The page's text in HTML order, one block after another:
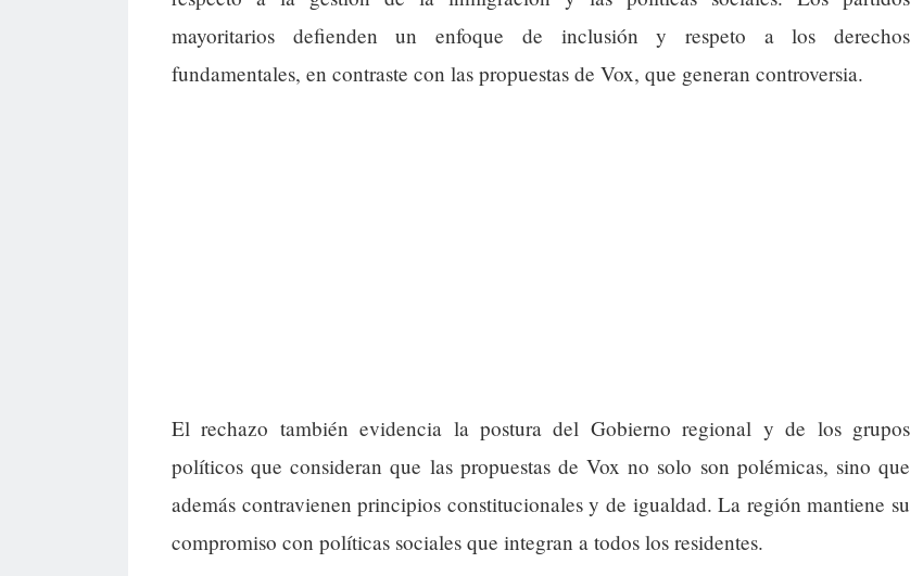
mayoritarios defienden un enfoque de inclusión y respeto a los derechos
fundamentales, en contraste con las propuestas de Vox, que generan controversia.
El rechazo también evidencia la postura del Gobierno regional y de los grupos
políticos que consideran que las propuestas de Vox no solo son polémicas, sino que
además contravienen principios constitucionales y de igualdad. La región mantiene su
compromiso con políticas sociales que integran a todos los residentes.